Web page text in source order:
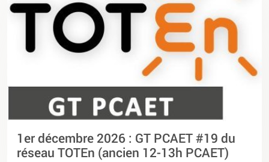
1er décembre 2026 : GT PCAET #19 du
réseau TOTEn (ancien 12-13h PCAET)